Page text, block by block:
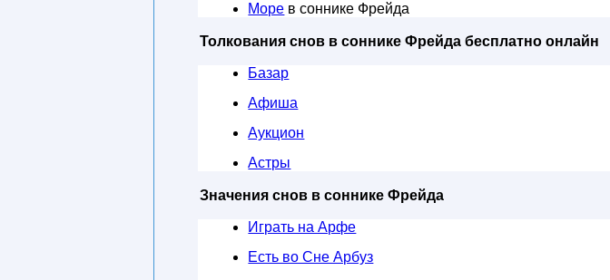
Море в соннике Фрейда
Толкования снов в соннике Фрейда бесплатно онлайн
Базар
Афиша
Аукцион
Астры
Значения снов в соннике Фрейда
Играть на Арфе
Есть во Сне Арбуз